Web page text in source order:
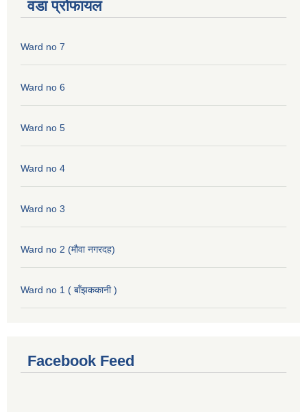
वडा प्रोफायल
Ward no 7
Ward no 6
Ward no 5
Ward no 4
Ward no 3
Ward no 2 (मौवा नगरदह)
Ward no 1 ( बाँझककानी )
Facebook Feed